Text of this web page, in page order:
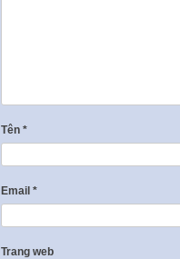
Tên *
Email *
Trang web